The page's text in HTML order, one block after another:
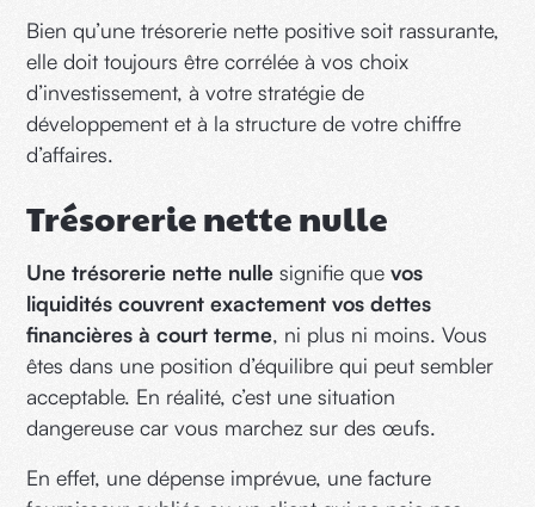
Bien qu’une trésorerie nette positive soit rassurante,
elle doit toujours être corrélée à vos choix
d’investissement, à votre stratégie de
développement et à la structure de votre chiffre
d’affaires.
Trésorerie nette nulle
Une trésorerie nette nulle signifie quevos
liquidités couvrent exactement vos dettes
financières à court terme, ni plus ni moins. Vous
êtes dans une position d’équilibre qui peut sembler
acceptable. En réalité, c’est une situation
dangereuse car vous marchez sur des œufs.
En effet, une dépense imprévue, une facture